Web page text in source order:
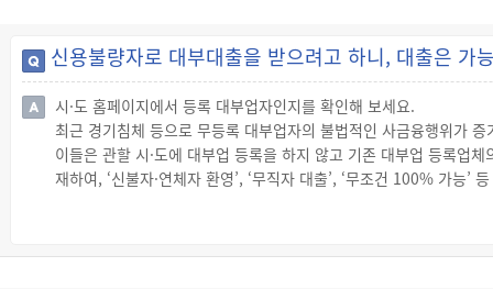
라고 합니다.
◇ 채권담보계약
☞ “채권담보계약”이란 채무자의 자력을 담보하기 위해 법이 인정
◇ 채권양도의 대항요건
☞ 지명채권의 양도는 양도인이 채무자에게 통지하거나 채무자가
☞ 따라서 전세보증금 반환채권 양도의 경우 세입자가 집주인에게
신용불량자로 대부대출을 받으려고 하니, 대출은
시·도 홈페이지에서 등록 대부업자인지를 확인해 보세요.
최근 경기침체 등으로 무등록 대부업자의 불법적인 사금융행위가 증
이들은 관할 시·도에 대부업 등록을 하지 않고 기존 대부업 등록업
재하여, ‘신불자·연체자 환영’, ‘무직자 대출’, ‘무조건 100% 가능
바랍니다.